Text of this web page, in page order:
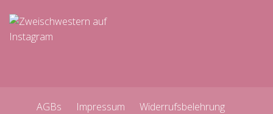
AGBs Impressum Widerrufsbelehrung